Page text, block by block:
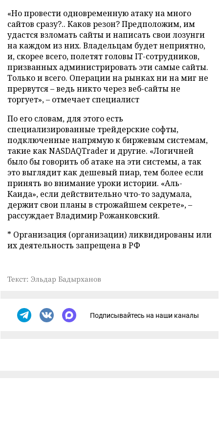
«Но провести одновременную атаку на много
сайтов сразу?.. Каков резон? Предположим, им
удастся взломать сайты и написать свои лозунги
на каждом из них. Владельцам будет неприятно,
и, скорее всего, полетят головы IT-сотрудников,
призванных администрировать эти самые сайты.
Только и всего. Операции на рынках ни на миг не
прервутся – ведь никто через веб-сайты не
торгует», – отмечает специалист
По его словам, для этого есть
специализированные трейдерские софты,
подключенные напрямую к биржевым системам,
такие как NASDAQTrader и другие. «Логичней
было бы говорить об атаке на эти системы, а так
это выглядит как дешевый пиар, тем более если
принять во внимание уроки истории. «Аль-
Каида», если действительно что-то задумала,
держит свои планы в строжайшем секрете», –
рассуждает Владимир Рожанковский.
* Организация (организации) ликвидированы или
их деятельность запрещена в РФ
Текст: Эльдар Бадырханов
Подписывайтесь на наши каналы